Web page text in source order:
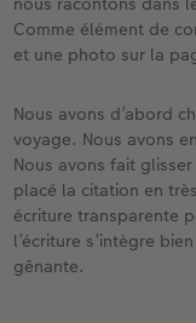
Comme élément de
et une photo sur la
Nous avons d’abord
voyage. Nous avons
Nous avons fait
placé la citation en
écriture transparente
l’écriture s’intègre
gênante.